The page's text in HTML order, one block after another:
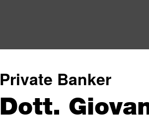
Private Banker
Dott.